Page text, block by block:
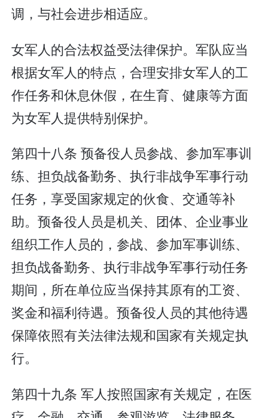
调，与社会进步相适应。
女军人的合法权益受法律保护。军队应当
根据女军人的特点，合理安排女军人的工
作任务和休息休假，在生育、健康等方面
为女军人提供特别保护。
第四十八条 预备役人员参战、参加军事训
练、担负战备勤务、执行非战争军事行动
任务，享受国家规定的伙食、交通等补
助。预备役人员是机关、团体、企业事业
组织工作人员的，参战、参加军事训练、
担负战备勤务、执行非战争军事行动任务
期间，所在单位应当保持其原有的工资、
奖金和福利待遇。预备役人员的其他待遇
保障依照有关法律法规和国家有关规定执
行。
第四十九条 军人按照国家有关规定，在医